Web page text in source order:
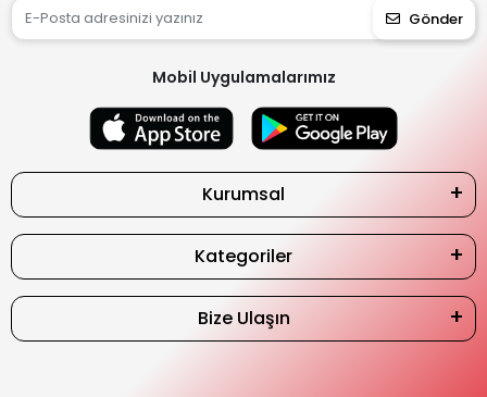
Gönder
Mobil Uygulamalarımız
Kurumsal
Kategoriler
Bize Ulaşın